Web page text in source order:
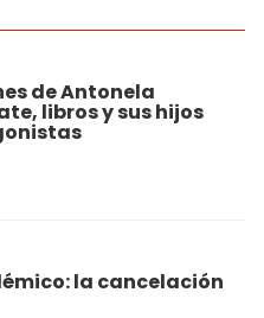
de Antonela
libros y sus hijos
la cancelación